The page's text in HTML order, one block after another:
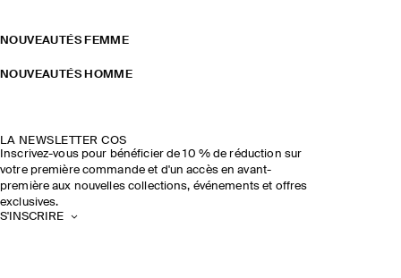
NOUVEAUTÉS FEMME
NOUVEAUTÉS HOMME
LA NEWSLETTER COS
Inscrivez-vous pour bénéficier de 10 % de réduction sur
votre première commande et d'un accès en avant-
première aux nouvelles collections, événements et offres
exclusives.
S'INSCRIRE